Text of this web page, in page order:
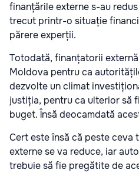
finanțările externe s-au
trecut printr-o situație
părere experții.
Totodată, finanțatorii
Moldova pentru ca
dezvolte un climat
justiția, pentru ca ulterior să
buget. Însă deocamdată
Cert este însă că peste
externe se va reduce, iar
trebuie să fie pregătite de